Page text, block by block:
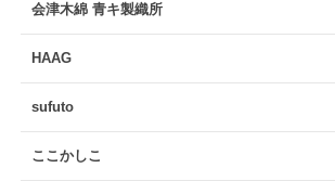
会津木綿 青キ製織所
HAAG
sufuto
ここかしこ